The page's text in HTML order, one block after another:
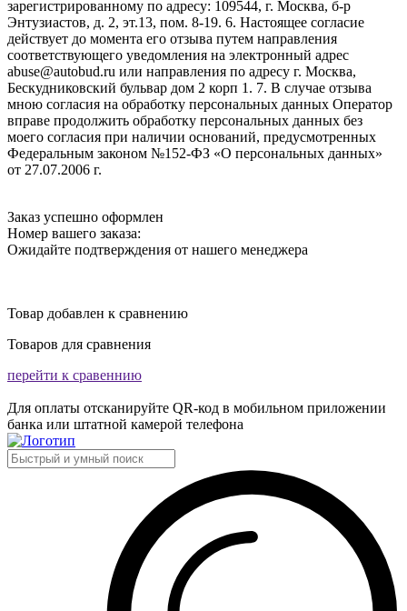
зарегистрированному по адресу: 109544, г. Москва, б-р
Энтузиастов, д. 2, эт.13, пом. 8-19. 6. Настоящее согласие
действует до момента его отзыва путем направления
соответствующего уведомления на электронный адрес
abuse@autobud.ru или направления по адресу г. Москва,
Бескудниковский бульвар дом 2 корп 1. 7. В случае отзыва
мною согласия на обработку персональных данных Оператор
вправе продолжить обработку персональных данных без
моего согласия при наличии оснований, предусмотренных
Федеральным законом №152-ФЗ «О персональных данных»
от 27.07.2006 г.
Заказ успешно оформлен
Номер вашего заказа:
Ожидайте подтверждения от нашего менеджера
Товар добавлен к сравнению
Товаров для сравнения
перейти к сравеннию
Для оплаты отсканируйте QR-код в мобильном приложении
банка или штатной камерой телефона